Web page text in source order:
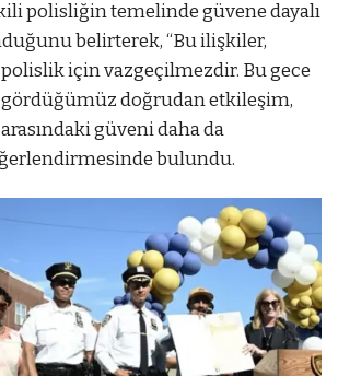
polisliğin temelinde güvene dayalı
belirterek, “Bu ilişkiler,
polislik için vazgeçilmezdir. Bu gece
doğrudan etkileşim,
güveni daha da
bulundu.